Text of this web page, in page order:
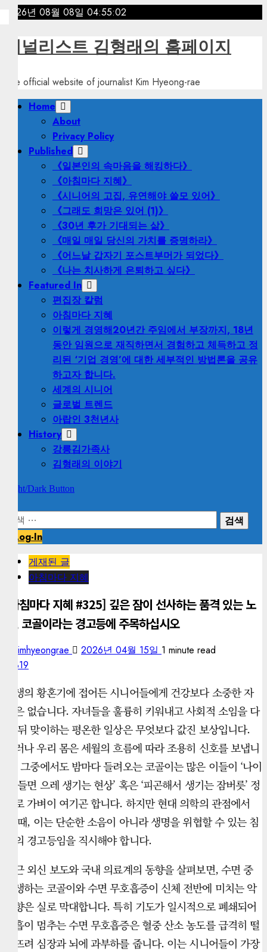
Skip
content
2026년 08월 08일 04:55:04
저널리스트 김형래의 홈페이지
The official website of journalist Kim Hyeong-rae
PrimaryHome
About
Privacy Policy
Published
《일본인의 속마음을 해킹하다》
《아침마다 지혜》
《시니어의 고집, 유연해야 쓸모 있어》
《그래도 희망은 있어 (1)》
《30년 후가 기대되는 삶》
《매일 매일 당신의 가치를 증명하라》
《어느날 갑자기 포스트부머가 되었다》
《나는 치사하게 은퇴하고 싶다》
Featured In
편집장 칼럼
아침마다 지혜
이렇게 경영해20년간 주임에서 부장까지, 18년
동안 임원으로 재직하면서 경험하고 체득하고 정
리된 ‘기업 경영’에 대한 세부적인 방법론을 공유
하고자 합니다.
세계의 시니어
글로벌 트렌드
아랍인 3천년사
History
강릉김가족사
김형래의 이야기
Light/Dark Button
Log-In
게재된 글
아침마다 지혜
[아침마다 지혜 #325] 깊은 잠이 선사하는 품격 있는 노
후, 코골이라는 경고등에 주목하십시오
kimhyeongrae 2026년 04월 15일 1 minute read
319
인생의 황혼기에 접어든 시니어들에게 건강보다 소중한 자
산은 없습니다. 자녀들을 훌륭히 키워내고 사회적 소임을 다
한 뒤 맞이하는 평온한 일상은 무엇보다 값진 보상입니다.
그러나 우리 몸은 세월의 흐름에 따라 조용히 신호를 보냅니
다. 그중에서도 밤마다 들려오는 코골이는 많은 이들이 ‘나이
가 들면 으레 생기는 현상’ 혹은 ‘피곤해서 생기는 잠버릇’ 정
도로 가벼이 여기곤 합니다. 하지만 현대 의학의 관점에서
볼 때, 이는 단순한 소음이 아니라 생명을 위협할 수 있는 침
묵의 경고등임을 직시해야 합니다.
최근 외신 보도와 국내 의료계의 동향을 살펴보면, 수면 중
발생하는 코골이와 수면 무호흡증이 신체 전반에 미치는 악
영향은 실로 막대합니다. 특히 기도가 일시적으로 폐쇄되어
호흡이 멈추는 수면 무호흡증은 혈중 산소 농도를 급격히 떨
어뜨려 심장과 뇌에 과부하를 줍니다. 이는 시니어들이 가장